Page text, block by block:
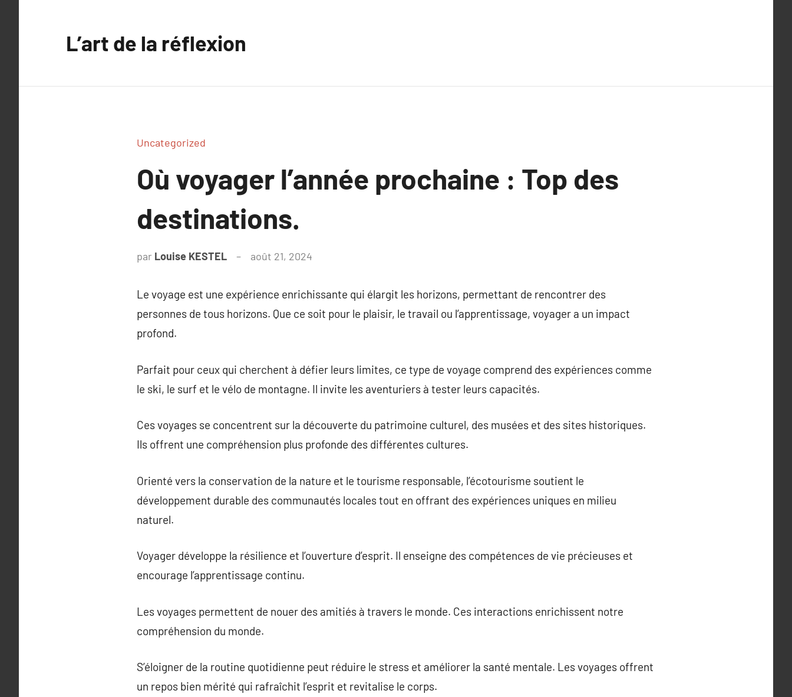
L’art de la réflexion
Uncategorized
Où voyager l’année prochaine : Top des
destinations.
par Louise KESTEL août 21, 2024
Le voyage est une expérience enrichissante qui élargit les horizons, permettant de rencontrer des
personnes de tous horizons. Que ce soit pour le plaisir, le travail ou l’apprentissage, voyager a un impact
profond.
Parfait pour ceux qui cherchent à défier leurs limites, ce type de voyage comprend des expériences comme
le ski, le surf et le vélo de montagne. Il invite les aventuriers à tester leurs capacités.
Ces voyages se concentrent sur la découverte du patrimoine culturel, des musées et des sites historiques.
Ils offrent une compréhension plus profonde des différentes cultures.
Orienté vers la conservation de la nature et le tourisme responsable, l’écotourisme soutient le
développement durable des communautés locales tout en offrant des expériences uniques en milieu
naturel.
Voyager développe la résilience et l’ouverture d’esprit. Il enseigne des compétences de vie précieuses et
encourage l’apprentissage continu.
Les voyages permettent de nouer des amitiés à travers le monde. Ces interactions enrichissent notre
compréhension du monde.
S’éloigner de la routine quotidienne peut réduire le stress et améliorer la santé mentale. Les voyages offrent
un repos bien mérité qui rafraîchit l’esprit et revitalise le corps.